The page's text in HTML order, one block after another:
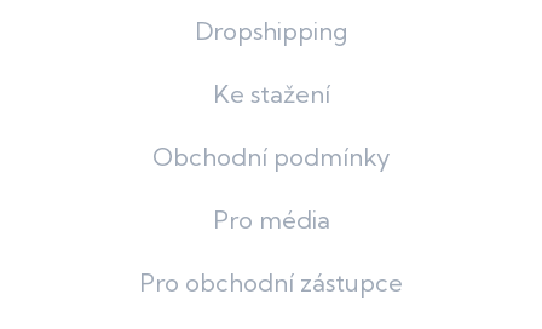
Dropshipping
Ke stažení
Obchodní podmínky
Pro média
Pro obchodní zástupce